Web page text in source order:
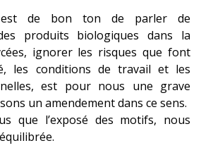
est de bon ton de parler de
produits biologiques dans la
ignorer les risques que font
les conditions de travail et les
est pour nous une grave
un amendement dans ce sens.
que l’exposé des motifs, nous